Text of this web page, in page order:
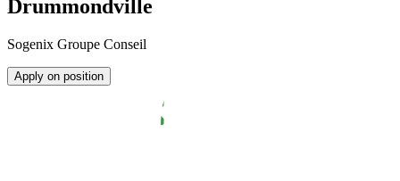
Drummondville
Sogenix Groupe Conseil
Apply on position